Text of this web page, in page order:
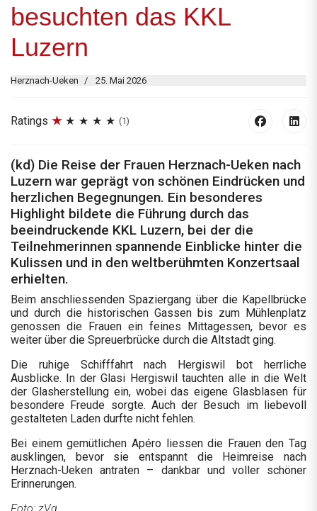
besuchten das KKL
Luzern
Herznach-Ueken 25. Mai 2026
Ratings (1)
(kd) Die Reise der Frauen Herznach-Ueken nach
Luzern war geprägt von schönen Eindrücken und
herzlichen Begegnungen. Ein besonderes
Highlight bildete die Führung durch das
beeindruckende KKL Luzern, bei der die
Teilnehmerinnen spannende Einblicke hinter die
Kulissen und in den weltberühmten Konzertsaal
erhielten.
Beim anschliessenden Spaziergang über die Kapellbrücke
und durch die historischen Gassen bis zum Mühlenplatz
genossen die Frauen ein feines Mittagessen, bevor es
weiter über die Spreuerbrücke durch die Altstadt ging.
Die ruhige Schifffahrt nach Hergiswil bot herrliche
Ausblicke. In der Glasi Hergiswil tauchten alle in die Welt
der Glasherstellung ein, wobei das eigene Glasblasen für
besondere Freude sorgte. Auch der Besuch im liebevoll
gestalteten Laden durfte nicht fehlen.
Bei einem gemütlichen Apéro liessen die Frauen den Tag
ausklingen, bevor sie entspannt die Heimreise nach
Herznach-Ueken antraten – dankbar und voller schöner
Erinnerungen.
Foto: zVg